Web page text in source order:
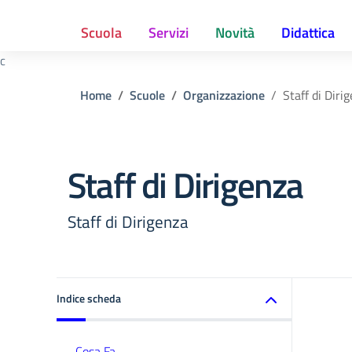
Scuola Servizi Novità Didattica
c
Home
Scuole Organizzazione Staff di
Staff di Dirigenza
Staff di Dirigenza
Indice scheda